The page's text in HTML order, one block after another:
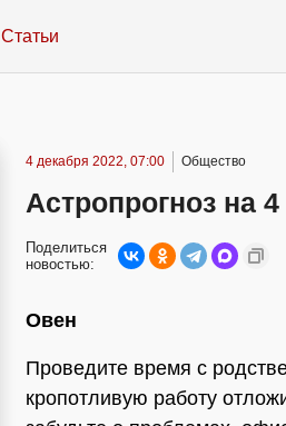
Статьи
4 декабря 2022, 07:00 Общество
Астропрогноз на
Поделиться
новостью:
Овен
Проведите время с
кропотливую работу